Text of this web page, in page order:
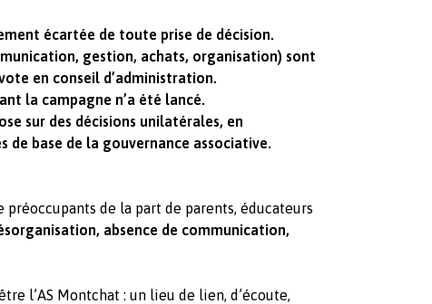
écartée de toute prise de décision.
gestion, achats, organisation) sont
en conseil d’administration.
la campagne n’a été lancé.
sur des décisions unilatérales, en
de base de la gouvernance associative.
préoccupants de la part de parents, éducateurs
absence de communication,
l’AS Montchat : un lieu de lien, d’écoute,